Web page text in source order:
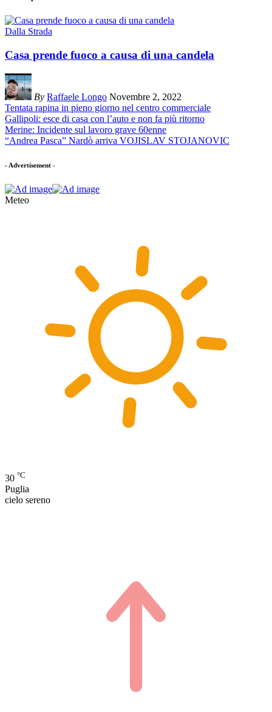
Dalla Strada
Casa prende fuoco a causa di una candela
By Raffaele Longo Novembre 2, 2022
Tentata rapina in pieno giorno nel centro commerciale
Gallipoli: esce di casa con l’auto e non fa più ritorno
Merine: Incidente sul lavoro grave 60enne
“Andrea Pasca” Nardò arriva VOJISLAV STOJANOVIC
- Advertisement -
Meteo
30 °C
Puglia
cielo sereno